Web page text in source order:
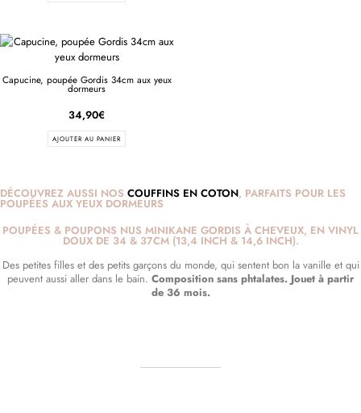
Capucine, poupée Gordis 34cm aux yeux
dormeurs
34,90€
AJOUTER AU PANIER
DÉCOUVREZ AUSSI NOS COUFFINS EN COTON, PARFAITS POUR LES
POUPÉES AUX YEUX DORMEURS
POUPÉES & POUPONS NUS MINIKANE GORDIS À CHEVEUX, EN VINYL
DOUX DE 34 & 37CM (13,4 INCH & 14,6 INCH).
Des petites filles et des petits garçons du monde, qui sentent bon la vanille et qui
peuvent aussi aller dans le bain. Composition sans phtalates. Jouet à partir
de 36 mois.